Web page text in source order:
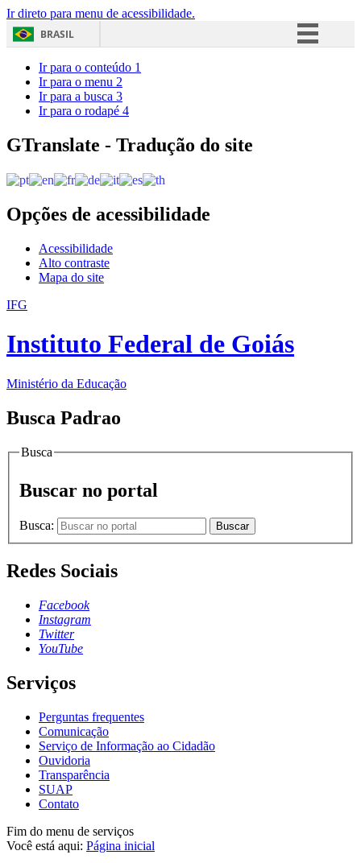
Ir direto para menu de acessibilidade.
BRASIL
Acesso à informação
Ir para o conteúdo 1
Ir para o menu 2
Ir para a busca 3
Ir para o rodapé 4
GTranslate - Tradução do site
Opções de acessibilidade
Acessibilidade
Alto contraste
Mapa do site
IFG
Instituto Federal de Goiás
Ministério da Educação
Busca Padrao
Busca
Buscar no portal
Busca: Buscar
Redes Sociais
Facebook
Instagram
Twitter
YouTube
Serviços
Perguntas frequentes
Comunicação
Serviço de Informação ao Cidadão
Ouvidoria
Transparência
SUAP
Contato
Fim do menu de serviços
Você está aqui: Página inicial